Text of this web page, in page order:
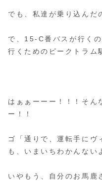
でも、私達が乗り込んだ
で、15-C番バスが行く
行くためのピークトラム
はぁぁーーー！！！そん
ー！！
ゴ「通りで、運転手にヴ
も、いまいちわかんない
いやもう、自分のお馬鹿